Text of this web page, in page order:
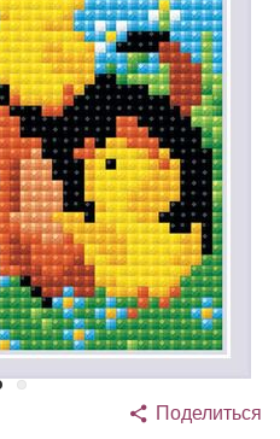
Поделиться